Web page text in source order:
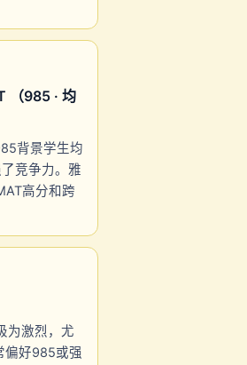
（985 · 均
背景学生均
竞争力。雅
高分和跨
为激烈，尤
偏好985或强